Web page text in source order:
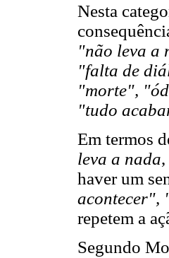
Nesta
"não leva a
"falta de
"morte",
"tudo
Em termos
leva a nada
haver um
acontecer",
repetem a
Segundo